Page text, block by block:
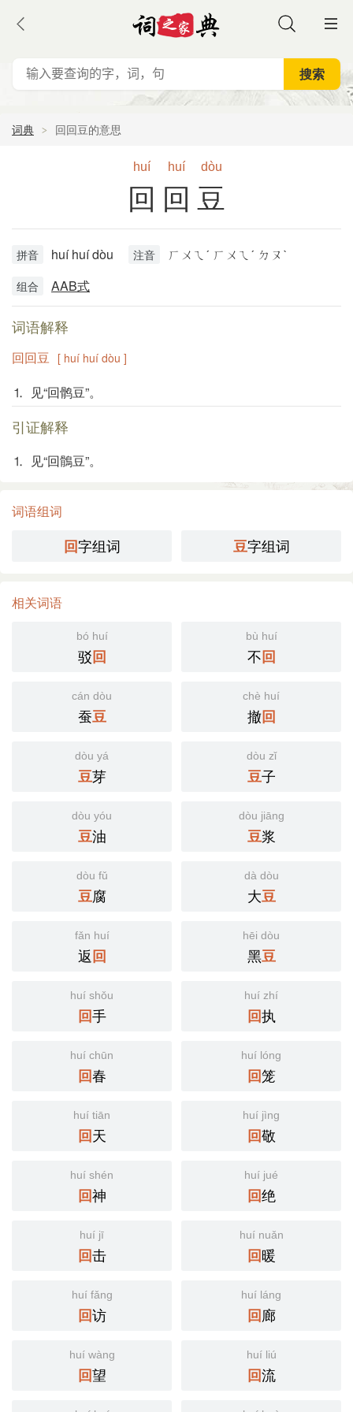
词典 回回豆的意思
huí huí dòu
回回豆
拼音 huí huí dòu 注音 ㄏㄨㄟˊ ㄏㄨㄟˊ ㄉㄡˋ
组合 AAB式
词语解释
回回豆 [ huí huí dòu ]
⒈ 见“回鹘豆”。
引证解释
⒈ 见“回鶻豆”。
词语组词
回字组词 豆字组词
相关词语
bó huí
驳回
bù huí
不回
cán dòu
蚕豆
chè huí
撤回
dòu yá
豆芽
dòu zǐ
豆子
dòu yóu
豆油
dòu jiāng
豆浆
dòu fǔ
豆腐
dà dòu
大豆
fǎn huí
返回
hēi dòu
黑豆
huí shǒu
回手
huí zhí
回执
huí chūn
回春
huí lóng
回笼
huí tiān
回天
huí jìng
回敬
huí shén
回神
huí jué
回绝
huí jī
回击
huí nuǎn
回暖
huí fǎng
回访
huí láng
回廊
huí wàng
回望
huí liú
回流